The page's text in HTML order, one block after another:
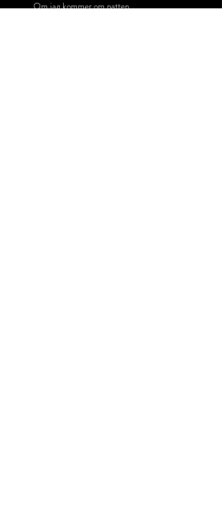
Om jag kommer om natten…